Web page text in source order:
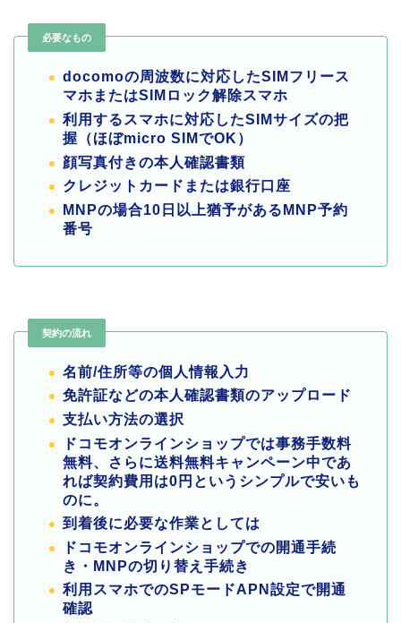
必要なもの
docomoの周波数に対応したSIMフリース
マホまたはSIMロック解除スマホ
利用するスマホに対応したSIMサイズの把
握（ほぼmicro SIMでOK）
顔写真付きの本人確認書類
クレジットカードまたは銀行口座
MNPの場合10日以上猶予があるMNP予約
番号
契約の流れ
名前/住所等の個人情報入力
免許証などの本人確認書類のアップロード
支払い方法の選択
ドコモオンラインショップでは事務手数料
無料、さらに送料無料キャンペーン中であ
れば契約費用は0円というシンプルで安いも
のに。
到着後に必要な作業としては
ドコモオンラインショップでの開通手続
き・MNPの切り替え手続き
利用スマホでのSPモードAPN設定で開通
確認